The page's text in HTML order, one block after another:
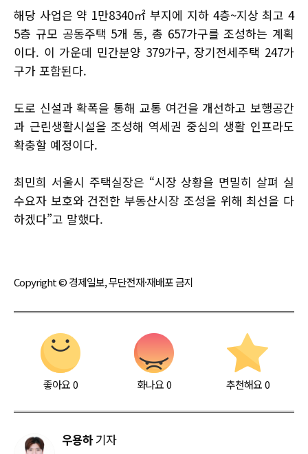
해당 사업은 약 1만8340㎡ 부지에 지하 4층~지상 최고 4
5층 규모 공동주택 5개 동, 총 657가구를 조성하는 계획
이다. 이 가운데 민간분양 379가구, 장기전세주택 247가
구가 포함된다.
도로 신설과 확폭을 통해 교통 여건을 개선하고 보행공간
과 근린생활시설을 조성해 역세권 중심의 생활 인프라도
확충할 예정이다.
최민희 서울시 주택실장은 “시장 상황을 면밀히 살펴 실
수요자 보호와 건전한 부동산시장 조성을 위해 최선을 다
하겠다”고 말했다.
Copyright © 경제일보, 무단전재·재배포 금지
좋아요0 화나요0 추천해요 0
우용하기자